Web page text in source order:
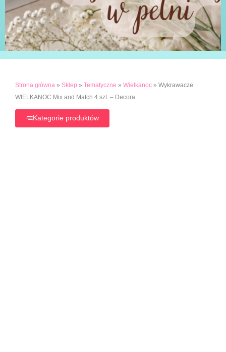
Strona główna » Sklep » Tematyczne » Wielkanoc » Wykrawacze
WIELKANOC Mix and Match 4 szt. – Decora
Kategorie produktów